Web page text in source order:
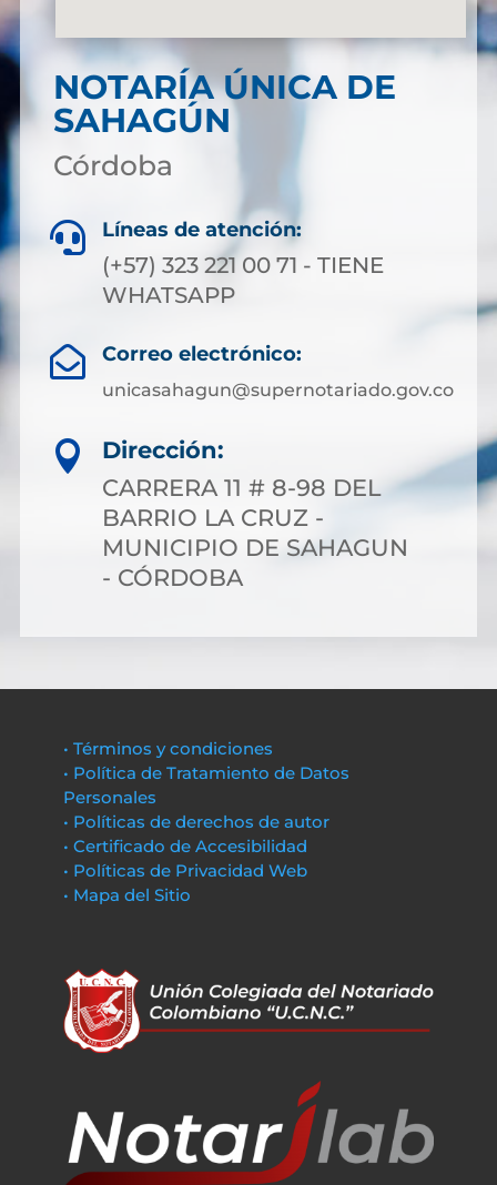
NOTARÍA ÚNICA DE
SAHAGÚN
Córdoba
 Líneas de atención:
(+57) 323 221 00 71 - TIENE
WHATSAPP
 Correo electrónico:
unicasahagun@supernotariado.gov.co

Dirección:
CARRERA 11 # 8-98 DEL
BARRIO LA CRUZ -
MUNICIPIO DE SAHAGUN
- CÓRDOBA
• Términos y condiciones
• Política de Tratamiento de Datos
Personales
• Políticas de derechos de autor
• Certificado de Accesibilidad
• Políticas de Privacidad Web
• Mapa del Sitio